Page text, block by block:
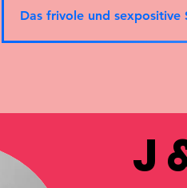
Das frivole und sexpositive
J